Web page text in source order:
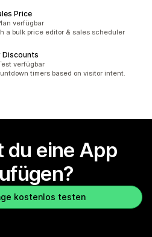
Price
verfügbar
a bulk price editor & sales scheduler
Discounts
verfügbar
timers based on visitor intent.
du eine App
kostenlos testen